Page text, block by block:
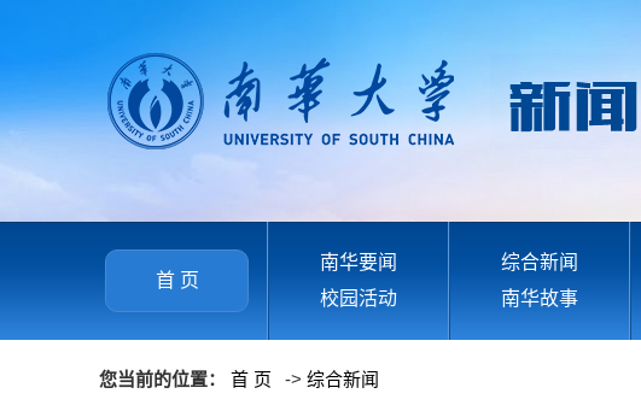
首 页
南华要闻 综合新闻
校园活动
南华故事
您当前的位置： 首 页 -> 综合新闻